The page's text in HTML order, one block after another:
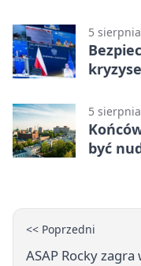
5
5
być
<< Poprzedni
ASAP Rocky